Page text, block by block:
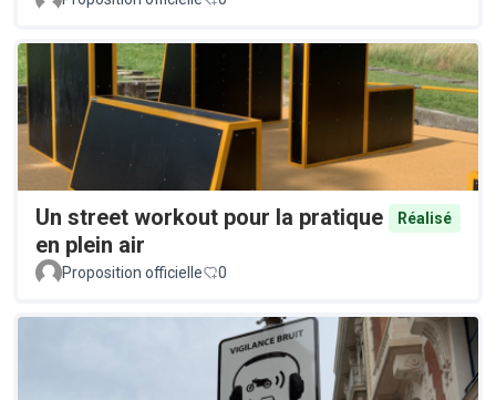
Un street workout pour la pratique
en plein air
Réalisé
Proposition officielle 0